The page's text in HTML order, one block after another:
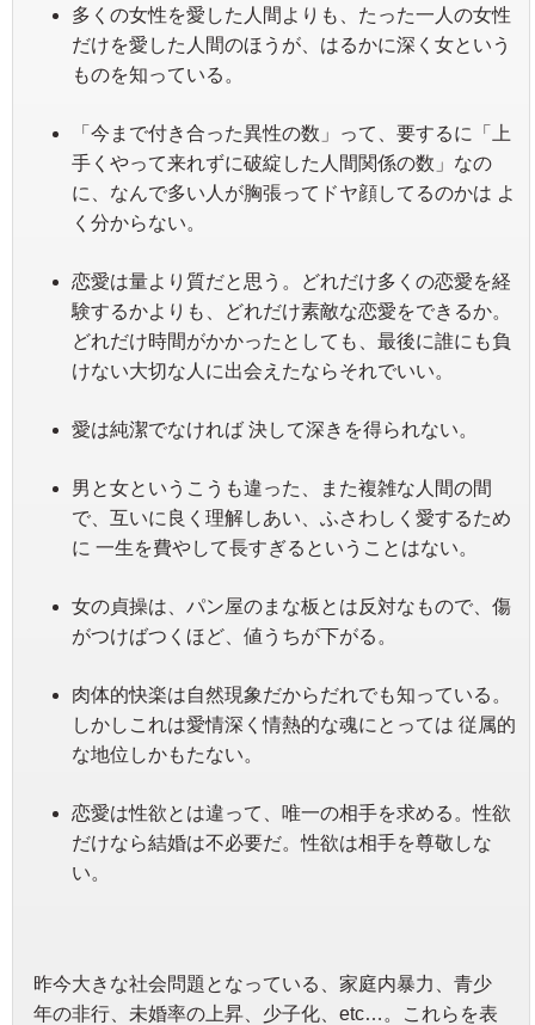
多くの女性を愛した人間よりも、たった一人の女性
だけを愛した人間のほうが、はるかに深く女という
ものを知っている。
「今まで付き合った異性の数」って、要するに「上
手くやって来れずに破綻した人間関係の数」なの
に、なんで多い人が胸張ってドヤ顔してるのかは よ
く分からない。
恋愛は量より質だと思う。どれだけ多くの恋愛を経
験するかよりも、どれだけ素敵な恋愛をできるか。
どれだけ時間がかかったとしても、最後に誰にも負
けない大切な人に出会えたならそれでいい。
愛は純潔でなければ 決して深きを得られない。
男と女というこうも違った、また複雑な人間の間
で、互いに良く理解しあい、ふさわしく愛するため
に 一生を費やして長すぎるということはない。
女の貞操は、パン屋のまな板とは反対なもので、傷
がつけばつくほど、値うちが下がる。
肉体的快楽は自然現象だからだれでも知っている。
しかしこれは愛情深く情熱的な魂にとっては 従属的
な地位しかもたない。
恋愛は性欲とは違って、唯一の相手を求める。性欲
だけなら結婚は不必要だ。性欲は相手を尊敬しな
い。
昨今大きな社会問題となっている、家庭内暴力、青少
年の非行、未婚率の上昇、少子化、etc…。これらを表